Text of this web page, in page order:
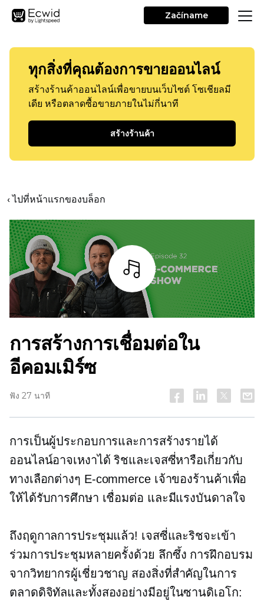
Začíname
ทุกสิ่งที่คุณต้องการขายออนไลน์
สร้างร้านค้าออนไลน์เพื่อขายบนเว็บไซต์ โซเชียลมี
เดีย หรือตลาดซื้อขายภายในไม่กี่นาที
สร้างร้านค้า
‹ ไปที่หน้าแรกของบล็อก
ฟัง
การสร้างการเชื่อมต่อใน
อีคอมเมิร์ซ
ฟัง 27 นาที
การเป็นผู้ประกอบการและการสร้างรายได้
ออนไลน์อาจเหงาได้ ริชและเจสซี่หารือเกี่ยวกับ
ทางเลือกต่างๆ E-commerceเจ้าของร้านค้าเพื่อ
ให้ได้รับการศึกษา เชื่อมต่อ และมีแรงบันดาลใจ
ถึงฤดูกาลการประชุมแล้ว! เจสซี่และริชจะเข้า
ร่วมการประชุมหลายครั้งด้วย ลึกซึ้ง การฝึกอบรม
จากวิทยากรผู้เชี่ยวชาญ สองสิ่งที่สำคัญในการ
ตลาดดิจิทัลและทั้งสองอย่างมีอยู่ในซานดิเอโก: